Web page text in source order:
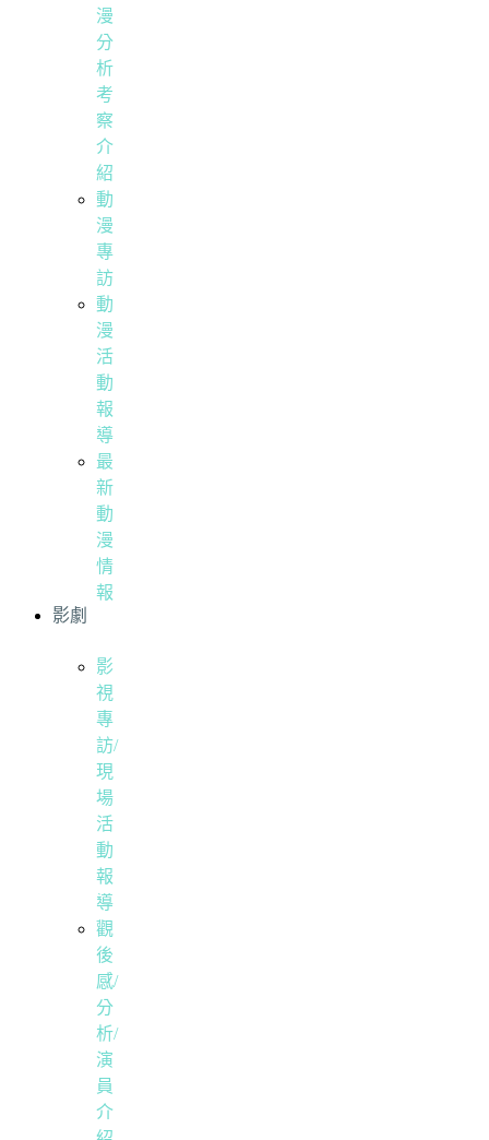
漫
分
析
考
察
介
紹
動
漫
專
訪
動
漫
活
動
報
導
最
新
動
漫
情
報
影劇
影
視
專
訪/
現
場
活
動
報
導
觀
後
感/
分
析/
演
員
介